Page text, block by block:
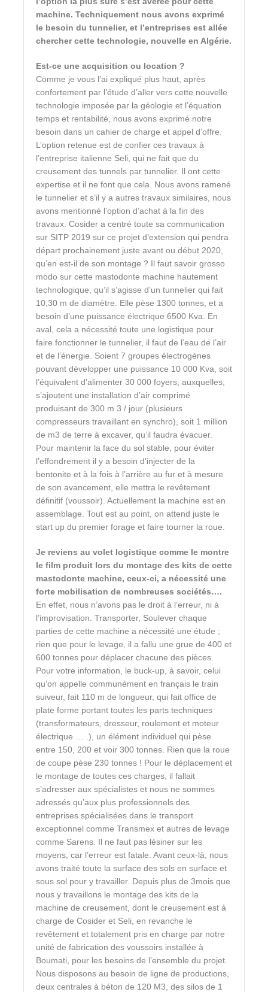
machine. Techniquement nous avons exprimé
le besoin du tunnelier, et l’entreprises est allée
chercher cette technologie, nouvelle en Algérie.
Est-ce une acquisition ou location ?
Comme je vous l’ai expliqué plus haut, après
confortement par l’étude d’aller vers cette nouvelle
technologie imposée par la géologie et l’équation
temps et rentabilité, nous avons exprimé notre
besoin dans un cahier de charge et appel d’offre.
L’option retenue est de confier ces travaux à
l’entreprise italienne Seli, qui ne fait que du
creusement des tunnels par tunnelier. Il ont cette
expertise et il ne font que cela. Nous avons ramené
le tunnelier et s’il y a autres travaux similaires, nous
avons mentionné l’option d’achat à la fin des
travaux. Cosider a centré toute sa communication
sur SITP 2019 sur ce projet d’extension qui pendra
départ prochainement juste avant ou début 2020,
qu’en est-il de son montage ? Il faut savoir grosso
modo sur cette mastodonte machine hautement
technologique, qu’il s’agisse d’un tunnelier qui fait
10,30 m de diamètre. Elle pèse 1300 tonnes, et a
besoin d’une puissance électrique 6500 Kva. En
aval, cela a nécessité toute une logistique pour
faire fonctionner le tunnelier, il faut de l’eau de l’air
et de l’énergie. Soient 7 groupes électrogènes
pouvant développer une puissance 10 000 Kva, soit
l’équivalent d’alimenter 30 000 foyers, auxquelles,
s’ajoutent une installation d’air comprimé
produisant de 300 m 3 / jour (plusieurs
compresseurs travaillant en synchro), soit 1 million
de m3 de terre à excaver, qu’il faudra évacuer.
Pour maintenir la face du sol stable, pour éviter
l’effondrement il y a besoin d’injecter de la
bentonite et à la fois à l’arrière au fur et à mesure
de son avancement, elle mettra le revêtement
définitif (voussoir). Actuellement la machine est en
assemblage. Tout est au point, on attend juste le
start up du premier forage et faire tourner la roue.
Je reviens au volet logistique comme le montre
le film produit lors du montage des kits de cette
mastodonte machine, ceux-ci, a nécessité une
forte mobilisation de nombreuses sociétés….
En effet, nous n’avons pas le droit à l’erreur, ni à
l’improvisation. Transporter, Soulever chaque
parties de cette machine a nécessité une étude ;
rien que pour le levage, il a fallu une grue de 400 et
600 tonnes pour déplacer chacune des pièces.
Pour votre information, le buck-up, à savoir, celui
qu’on appelle communément en français le train
suiveur, fait 110 m de longueur, qui fait office de
plate forme portant toutes les parts techniques
(transformateurs, dresseur, roulement et moteur
électrique … .), un élément individuel qui pèse
entre 150, 200 et voir 300 tonnes. Rien que la roue
de coupe pèse 230 tonnes ! Pour le déplacement et
le montage de toutes ces charges, il fallait
s’adresser aux spécialistes et nous ne sommes
adressés qu’aux plus professionnels des
entreprises spécialisées dans le transport
exceptionnel comme Transmex et autres de levage
comme Sarens. Il ne faut pas lésiner sur les
moyens, car l’erreur est fatale. Avant ceux-là, nous
avons traité toute la surface des sols en surface et
sous sol pour y travailler. Depuis plus de 3mois que
nous y travaillons le montage des kits de la
machine de creusement, dont le creusement est à
charge de Cosider et Seli, en revanche le
revêtement et totalement pris en charge par notre
unité de fabrication des voussoirs installée à
Boumati, pour les besoins de l’ensemble du projet.
Nous disposons au besoin de ligne de productions,
deux centrales à béton de 120 M3, des silos de 1